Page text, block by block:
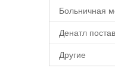
Больничная
Денатл
Другие